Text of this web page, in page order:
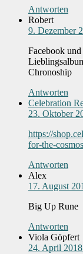
Antworten
Robert
9. Dezember
Facebook
Chronoship
Antworten
Celebration
23. Oktober
https://
for-the-
Antworten
Alex
17. August
Big Up Rune
Antworten
Viola Göpfert
24. April